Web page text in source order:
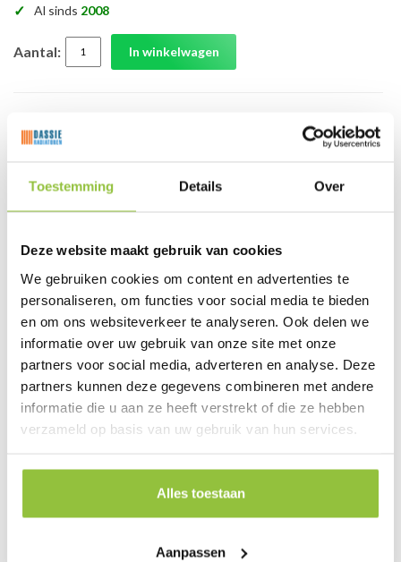
Toestemming Details Over
Deze website maakt gebruik van cookies
We gebruiken cookies om content en advertenties te
personaliseren, om functies voor social media te bieden
en om ons websiteverkeer te analyseren. Ook delen we
informatie over uw gebruik van onze site met onze
partners voor social media, adverteren en analyse. Deze
partners kunnen deze gegevens combineren met andere
informatie die u aan ze heeft verstrekt of die ze hebben
verzameld op basis van uw gebruik van hun services.
Alles toestaan
Aanpassen
✓ Al sinds 2008
Aantal: In winkelwagen
Jaga aansluitset 182 AC Vario DP V AC Fe/Cuo15 mm
Buitenste leiding is de retour (leidingen 5cm hart op hart)
Foto('s):
Reviews